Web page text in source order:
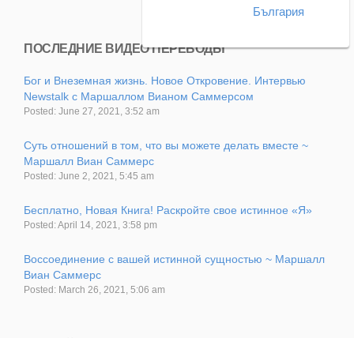
България
ПОСЛЕДНИЕ ВИДЕО ПЕРЕВОДЫ
Бог и Внеземная жизнь. Новое Откровение. Интервью
Newstalk с Маршаллом Вианом Саммерсом
Posted: June 27, 2021, 3:52 am
Суть отношений в том, что вы можете делать вместе ~
Маршалл Виан Саммерс
Posted: June 2, 2021, 5:45 am
Бесплатно, Новая Книга! Раскройте свое истинное «Я»
Posted: April 14, 2021, 3:58 pm
Воссоединение с вашей истинной сущностью ~ Маршалл
Виан Саммерс
Posted: March 26, 2021, 5:06 am